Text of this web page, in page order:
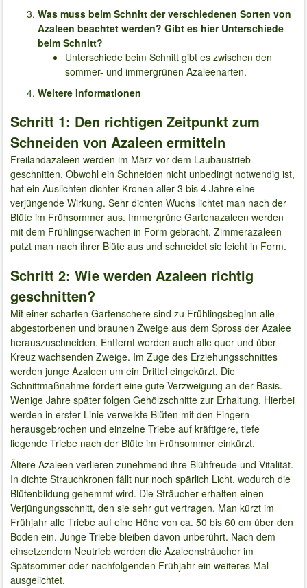
Was muss beim Schnitt der verschiedenen Sorten von
Azaleen beachtet werden? Gibt es hier Unterschiede
beim Schnitt?
Unterschiede beim Schnitt gibt es zwischen den
sommer- und immergrünen Azaleenarten.
Weitere Informationen
Schritt 1: Den richtigen Zeitpunkt zum
Schneiden von Azaleen ermitteln
Freilandazaleen werden im März vor dem Laubaustrieb
geschnitten. Obwohl ein Schneiden nicht unbedingt notwendig ist,
hat ein Auslichten dichter Kronen aller 3 bis 4 Jahre eine
verjüngende Wirkung. Sehr dichten Wuchs lichtet man nach der
Blüte im Frühsommer aus. Immergrüne Gartenazaleen werden
mit dem Frühlingserwachen in Form gebracht. Zimmerazaleen
putzt man nach ihrer Blüte aus und schneidet sie leicht in Form.
Schritt 2: Wie werden Azaleen richtig
geschnitten?
Mit einer scharfen Gartenschere sind zu Frühlingsbeginn alle
abgestorbenen und braunen Zweige aus dem Spross der Azalee
herauszuschneiden. Entfernt werden auch alle quer und über
Kreuz wachsenden Zweige. Im Zuge des Erziehungsschnittes
werden junge Azaleen um ein Drittel eingekürzt. Die
Schnittmaßnahme fördert eine gute Verzweigung an der Basis.
Wenige Jahre später folgen Gehölzschnitte zur Erhaltung. Hierbei
werden in erster Linie verwelkte Blüten mit den Fingern
herausgebrochen und einzelne Triebe auf kräftigere, tiefe
liegende Triebe nach der Blüte im Frühsommer einkürzt.
Ältere Azaleen verlieren zunehmend ihre Blühfreude und Vitalität.
In dichte Strauchkronen fällt nur noch spärlich Licht, wodurch die
Blütenbildung gehemmt wird. Die Sträucher erhalten einen
Verjüngungsschnitt, den sie sehr gut vertragen. Man kürzt im
Frühjahr alle Triebe auf eine Höhe von ca. 50 bis 60 cm über den
Boden ein. Junge Triebe bleiben davon unberührt. Nach dem
einsetzendem Neutrieb werden die Azaleensträucher im
Spätsommer oder nachfolgenden Frühjahr ein weiteres Mal
ausgelichtet.